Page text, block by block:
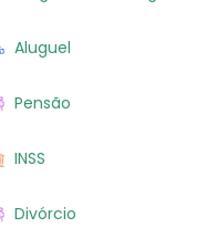
Aluguel
Pensão
INSS
Divórcio